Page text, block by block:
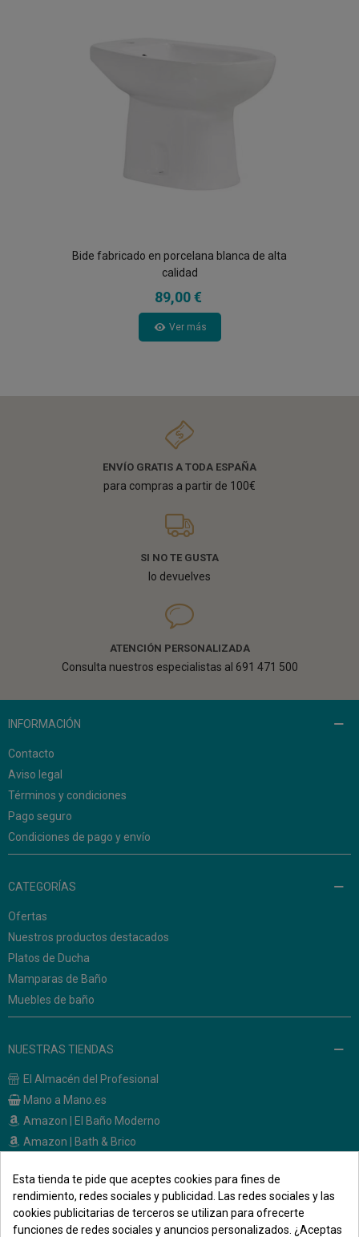
Bide fabricado en porcelana blanca de alta
calidad
89,00 €
Ver más
ENVÍO GRATIS A TODA ESPAÑA
para compras a partir de 100€
SI NO TE GUSTA
lo devuelves
ATENCIÓN PERSONALIZADA
Consulta nuestros especialistas al 691 471 500
INFORMACIÓN
Contacto
Aviso legal
Términos y condiciones
Pago seguro
Condiciones de pago y envío
CATEGORÍAS
Ofertas
Nuestros productos destacados
Platos de Ducha
Mamparas de Baño
Muebles de baño
NUESTRAS TIENDAS
El Almacén del Profesional
Mano a Mano.es
Amazon | El Baño Moderno
Amazon | Bath & Brico
CONTACTO
Calle Melendez Valdes, 36
Esta tienda te pide que aceptes cookies para fines de
rendimiento, redes sociales y publicidad. Las redes sociales y las
cookies publicitarias de terceros se utilizan para ofrecerte
funciones de redes sociales y anuncios personalizados. ¿Aceptas